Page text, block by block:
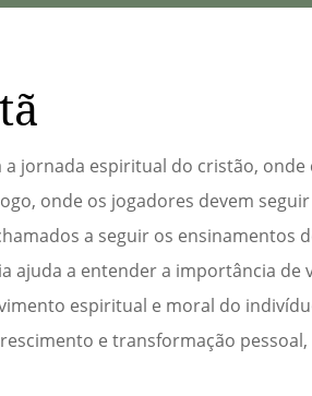
jornada espiritual do cristão, onde
onde os jogadores devem
a seguir os ensinamentos
ajuda a entender a importância de
espiritual e moral do
e transformação